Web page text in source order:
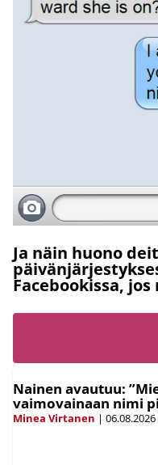
Ja näin huono
Facebookissa,
Nainen avautuu:
vaimovainaan nimi
Minea Virtanen | 06.08.2026